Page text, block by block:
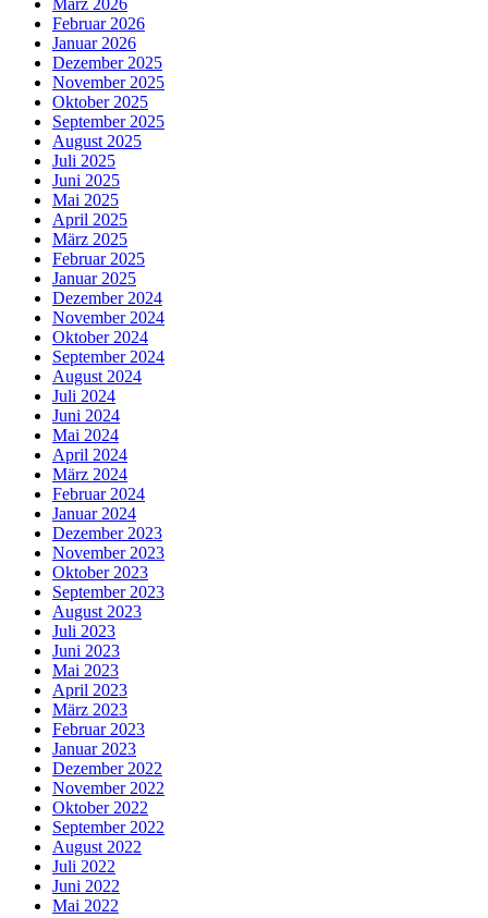
Februar 2026
Januar 2026
Dezember 2025
November 2025
Oktober 2025
September 2025
August 2025
Juli 2025
Juni 2025
Mai 2025
April 2025
März 2025
Februar 2025
Januar 2025
Dezember 2024
November 2024
Oktober 2024
September 2024
August 2024
Juli 2024
Juni 2024
Mai 2024
April 2024
März 2024
Februar 2024
Januar 2024
Dezember 2023
November 2023
Oktober 2023
September 2023
August 2023
Juli 2023
Juni 2023
Mai 2023
April 2023
März 2023
Februar 2023
Januar 2023
Dezember 2022
November 2022
Oktober 2022
September 2022
August 2022
Juli 2022
Juni 2022
Mai 2022